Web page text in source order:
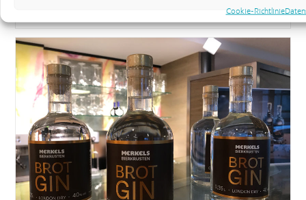
Cookie-Richtlinie